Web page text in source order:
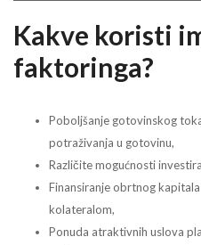
Kakve koristi
faktoringa?
Poboljšanje gotovinskog
potraživanja u gotovinu,
Različite mogućnosti
Finansiranje obrtnog
kolateralom,
Ponuda atraktivnih uslova